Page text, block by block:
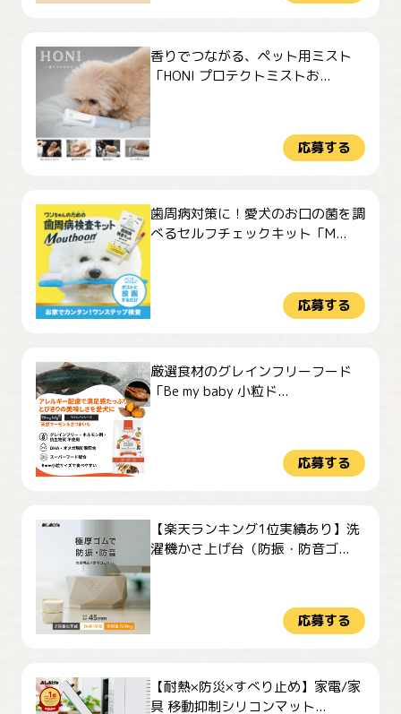
香りでつながる、ペット用ミスト
「HONI プロテクトミストお...
応募する
歯周病対策に！愛犬のお口の菌を調
べるセルフチェックキット「M...
応募する
厳選食材のグレインフリーフード
「Be my baby 小粒ド...
応募する
【楽天ランキング1位実績あり】洗
濯機かさ上げ台（防振・防音ゴ...
応募する
【耐熱×防災×すべり止め】家電/家
具 移動抑制シリコンマット...